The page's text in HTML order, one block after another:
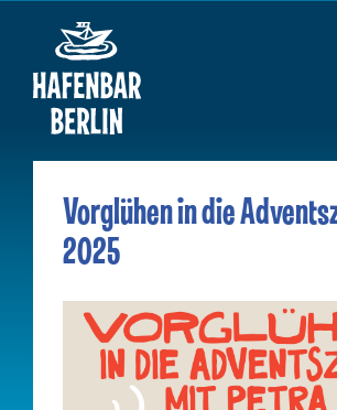
springen
Vorglühen in die
2025